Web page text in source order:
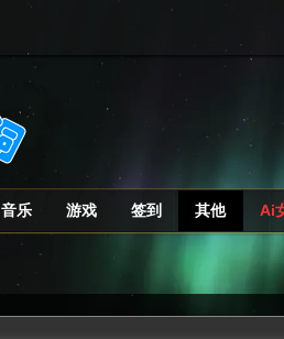
音乐 游戏 签到 其他 Ai